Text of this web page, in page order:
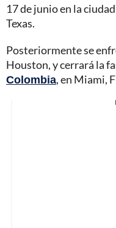
17 de junio en la
Texas.
Posteriormente se
Houston, y cerrará la
Colombia, en Miami,